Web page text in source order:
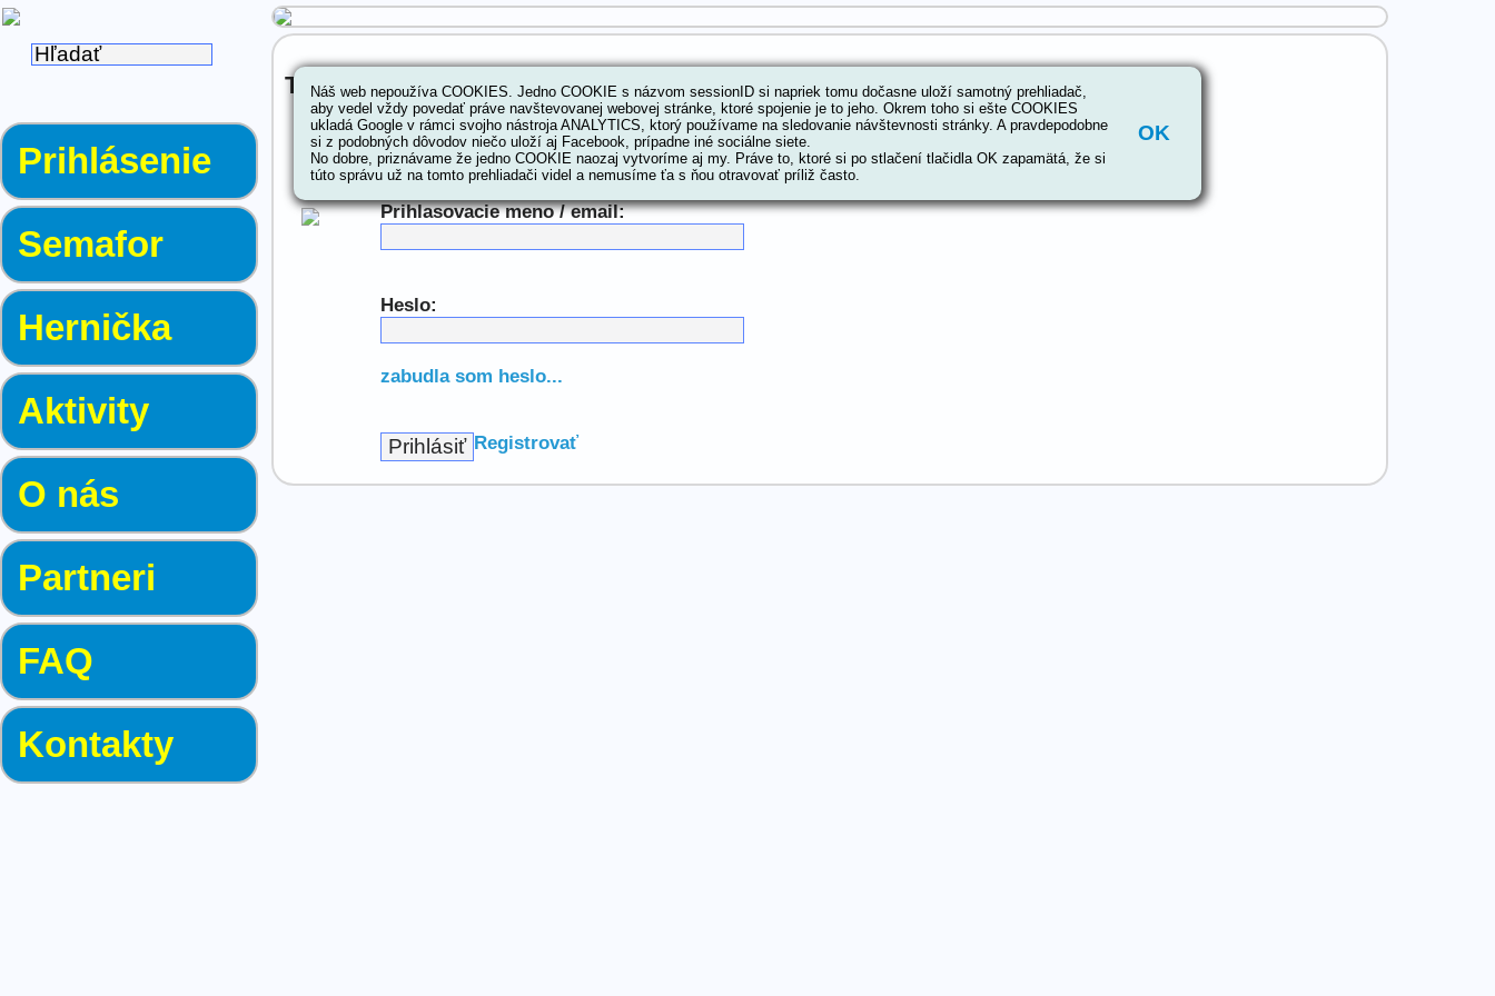
Náš web nepoužíva COOKIES. Jedno COOKIE s názvom sessionID si napriek tomu dočasne uloží samotný prehliadač,
aby vedel vždy povedať práve navštevovanej webovej stránke, ktoré spojenie je to jeho. Okrem toho si ešte COOKIES
ukladá Google v rámci svojho nástroja ANALYTICS, ktorý používame na sledovanie návštevnosti stránky. A pravdepodobne
si z podobných dôvodov niečo uloží aj Facebook, prípadne iné sociálne siete.
No dobre, priznávame že jedno COOKIE naozaj vytvoríme aj my. Práve to, ktoré si po stlačení tlačidla OK zapamätá, že si
túto správu už na tomto prehliadači videl a nemusíme ťa s ňou otravovať príliž často.
OK
Prihlásenie
Semafor
Hernička
Aktivity
O nás
Partneri
FAQ
Kontakty
TefSEC prihlásenie
Prihlasovacie meno / email:
Heslo:
zabudla som heslo...
Registrovať